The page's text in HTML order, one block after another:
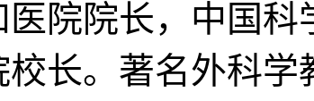
院院长，中国科
长。著名外科学